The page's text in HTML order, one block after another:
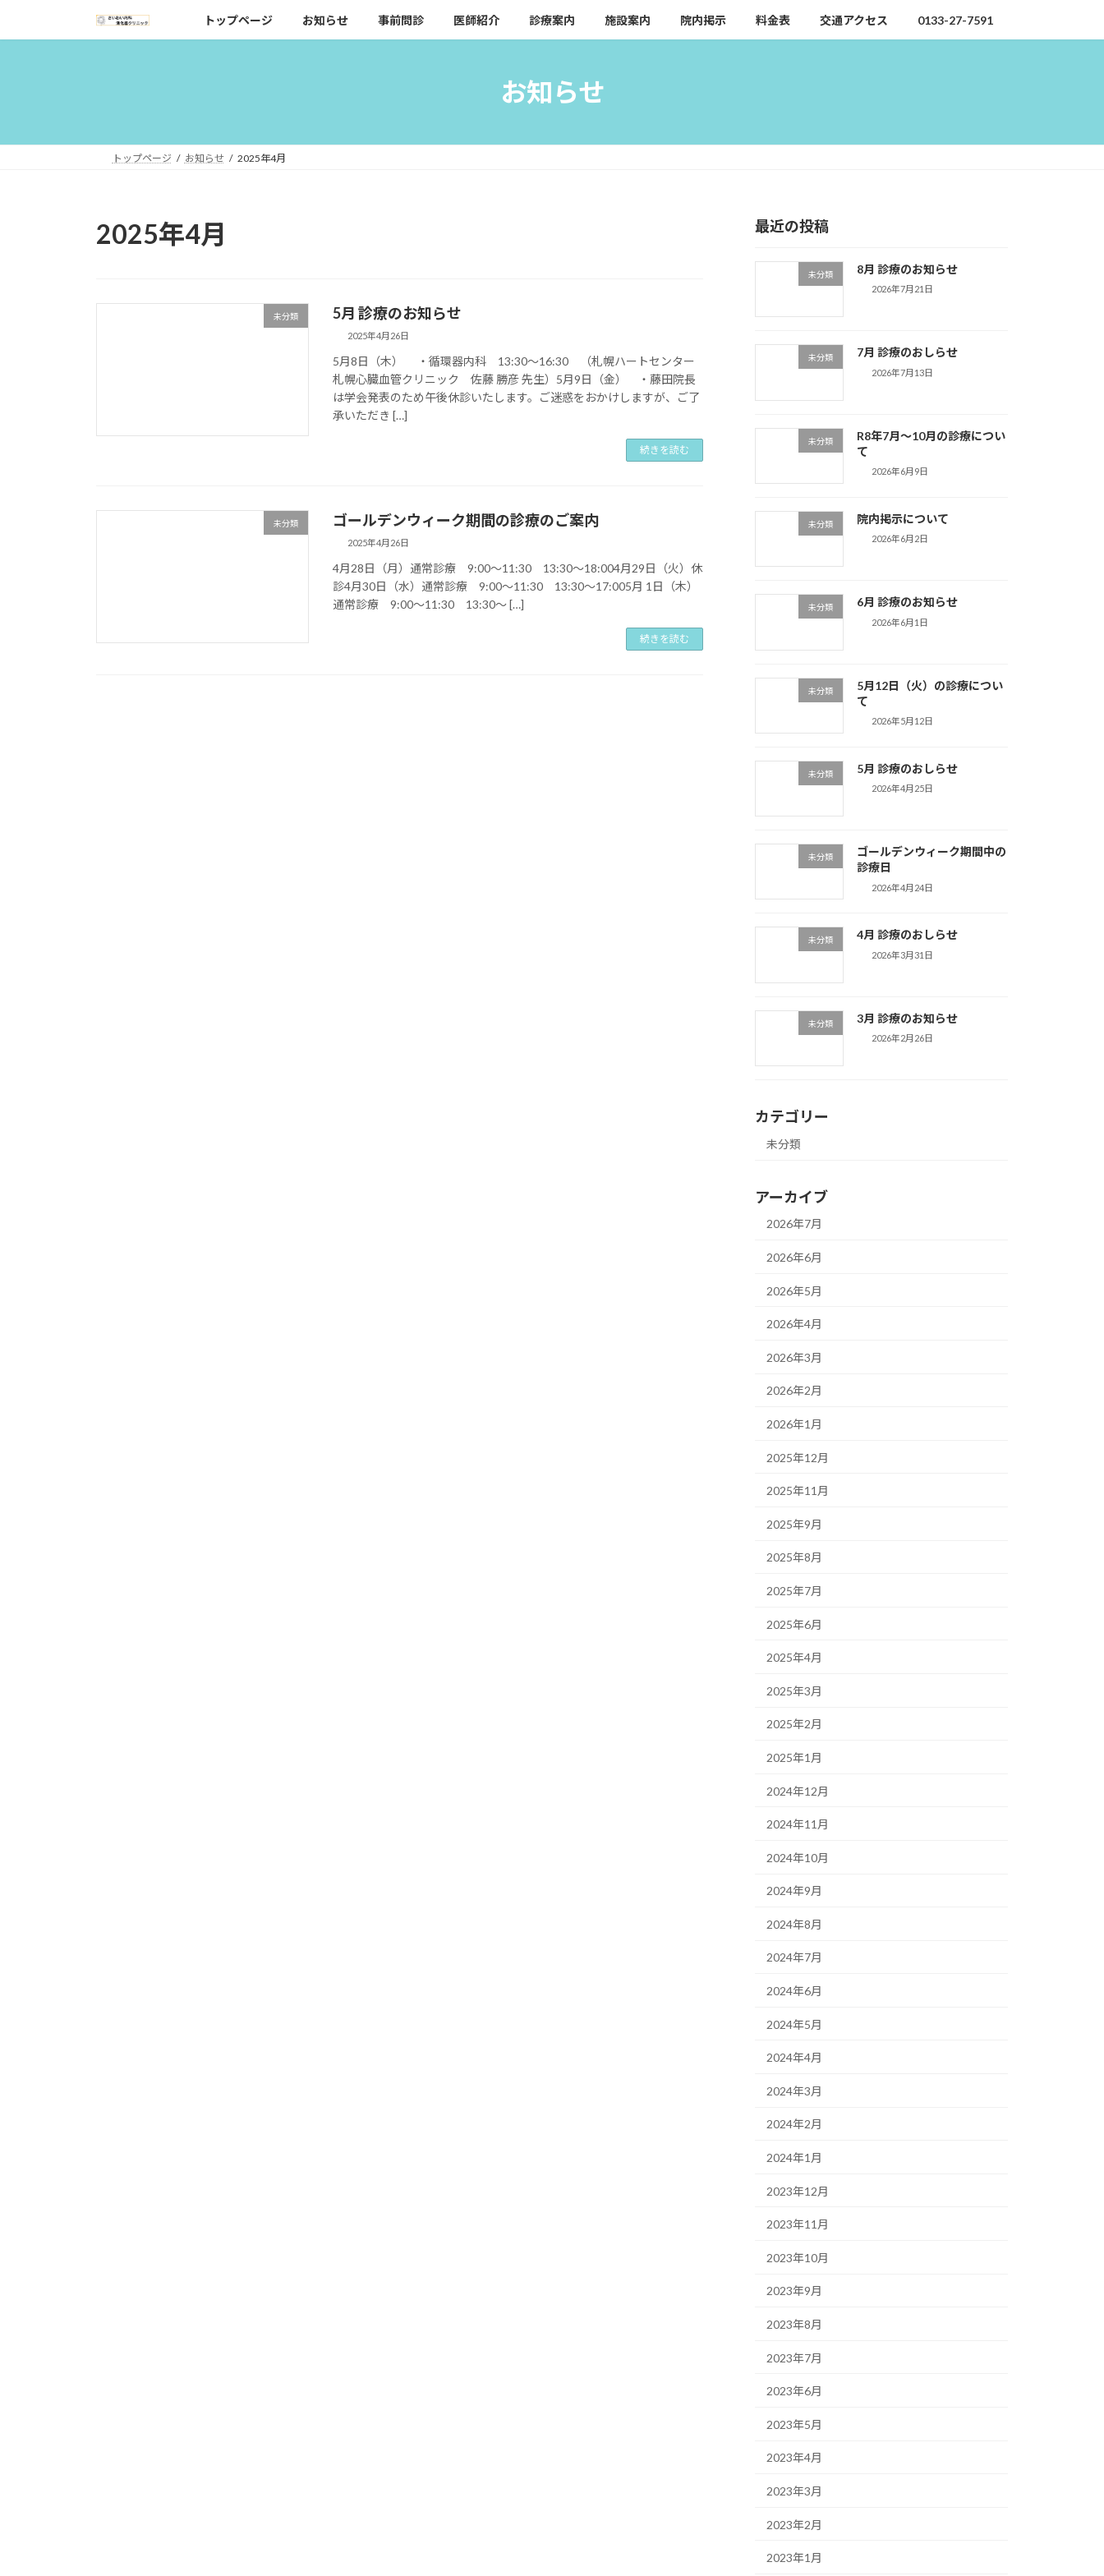
キ
に
トップページ お知らせ 事前問診 医師紹介 診療案内 施設案内 院内掲示 料金表 交通アクセス 0133-27-7591
お知らせ
トップページ お知らせ 2025年4月
2025年4月
未分類 5月 診療のお知らせ
2025年4月26日
5月8日（木） ・循環器内科 13:30〜16:30 （札幌ハートセンター
札幌心臓血管クリニック 佐藤 勝彦 先生）5月9日（金） ・藤田院長
は学会発表のため午後休診いたします。ご迷惑をおかけしますが、ご了
承いただき […]
続きを読む
未分類 ゴールデンウィーク期間の診療のご案内
2025年4月26日
4月28日（月）通常診療 9:00〜11:30 13:30〜18:004月29日（火）休
診4月30日（水）通常診療 9:00〜11:30 13:30〜17:005月 1日（木）
通常診療 9:00〜11:30 13:30〜 […]
続きを読む
最近の投稿
未分類 8月 診療のお知らせ
2026年7月21日
未分類 7月 診療のおしらせ
2026年7月13日
未分類
R8年7月〜10月の診療につい
て
2026年6月9日
未分類 院内掲示について
2026年6月2日
未分類 6月 診療のお知らせ
2026年6月1日
未分類
5月12日（火）の診療につい
て
2026年5月12日
未分類 5月 診療のおしらせ
2026年4月25日
未分類
ゴールデンウィーク期間中の
診療日
2026年4月24日
未分類 4月 診療のおしらせ
2026年3月31日
未分類 3月 診療のお知らせ
2026年2月26日
カテゴリー
未分類
アーカイブ
2026年7月
2026年6月
2026年5月
2026年4月
2026年3月
2026年2月
2026年1月
2025年12月
2025年11月
2025年9月
2025年8月
2025年7月
2025年6月
2025年4月
2025年3月
2025年2月
2025年1月
2024年12月
2024年11月
2024年10月
2024年9月
2024年8月
2024年7月
2024年6月
2024年5月
2024年4月
2024年3月
2024年2月
2024年1月
2023年12月
2023年11月
2023年10月
2023年9月
2023年8月
2023年7月
2023年6月
2023年5月
2023年4月
2023年3月
2023年2月
2023年1月